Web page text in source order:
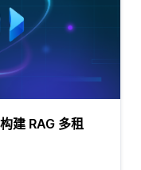
建 RAG 多租